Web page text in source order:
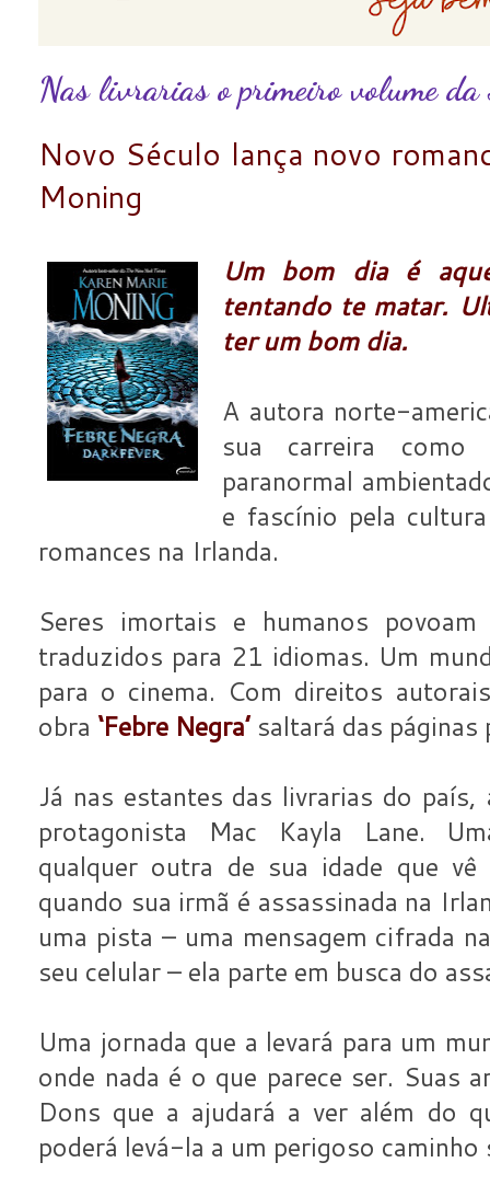
Nas livrarias o primeiro volume da
Novo Século lança novo
Moning
Um bom dia é
tentando te matar.
ter um bom dia.
A autora norte-
sua carreira como
paranormal
e fascínio pela
romances na Irlanda.
Seres imortais e humanos
traduzidos para 21 idiomas. Um
para o cinema. Com direitos
obra ‘Febre Negra’saltará das páginas
Já nas estantes das livrarias do
protagonista Mac Kayla Lane.
qualquer outra de sua idade que vê
quando sua irmã é assassinada na
uma pista – uma mensagem cifrada
seu celular – ela parte em busca do
Uma jornada que a levará para um
onde nada é o que parece ser. Suas
Dons que a ajudará a ver além do
poderá levá-la a um perigoso caminho